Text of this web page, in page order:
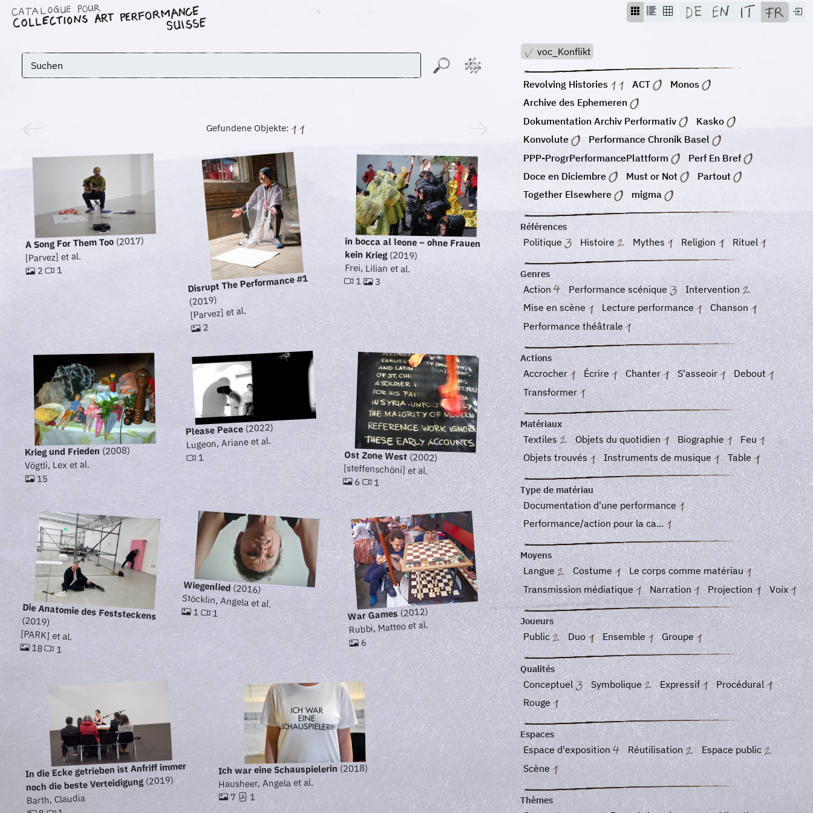
Gefundene Objekte:
A Song For Them Too(2017)
[Parvez] et al.
2 1
Disrupt The Performance #1
(2019)
[Parvez] et al.
2
in bocca al leone – ohne Frauen
kein Krieg(2019)
Frei, Lilian et al.
1 3
Krieg und Frieden (2008)
Vögtli, Lex et al.
15
Please Peace(2022)
Lugeon, Ariane et al.
1 Ost Zone West(2002)
[steffenschöni] et al.
6 1
Die Anatomie des Feststeckens
(2019)
[PARK] et al.
18 1
Wiegenlied(2016)
Stöcklin, Angela et al.
1 1 War Games(2012)
Rubbi, Matteo et al.
6
In die Ecke getrieben ist Anfriff immer
noch die beste Verteidigung(2019)
Barth, Claudia
Ich war eine Schauspielerin (2018)
Hausheer, Angela et al.
7 1
voc_Konflikt
Revolving Histories ACT
Monos
Archive des Ephemeren
Dokumentation Archiv Performativ
Kasko
Konvolute
Performance Chronik Basel
PPP-ProgrPerformancePlattform
Perf En Bref
Doce en Diciembre
Must or Not
Partout
Together Elsewhere
migma
Références
Politique Histoire Mythes Religion Rituel
Genres
Action Performance scénique
Intervention
Mise en scène
Lecture performance
Chanson
Performance théâtrale
Actions
Accrocher Écrire Chanter S'asseoir
Debout
Transformer
Matériaux
Textiles Objets du quotidien Biographie
Feu
Objets trouvés
Instruments de musique Table
Type de matériau
Documentation d'une performance
Performance/action pour la ca...
Moyens
Langue Costume
Le corps comme matériau
Transmission médiatique
Narration Projection Voix
Joueurs
Public Duo Ensemble Groupe
Qualités
Conceptuel Symbolique Expressif
Procédural
Rouge
Espaces
Espace d'exposition Réutilisation
Espace public
Scène
Thèmes